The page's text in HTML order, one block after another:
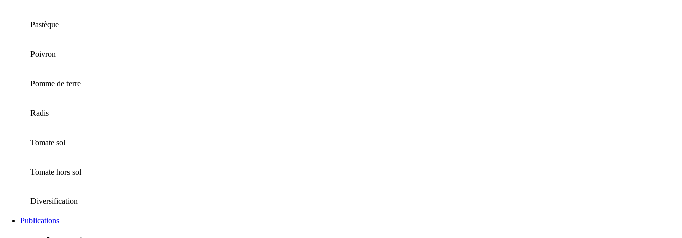
Pastèque
Poivron
Pomme de terre
Radis
Tomate sol
Tomate hors sol
Diversification
Publications